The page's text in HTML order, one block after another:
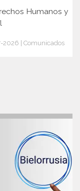
Humanos y
2026 | Comunicados